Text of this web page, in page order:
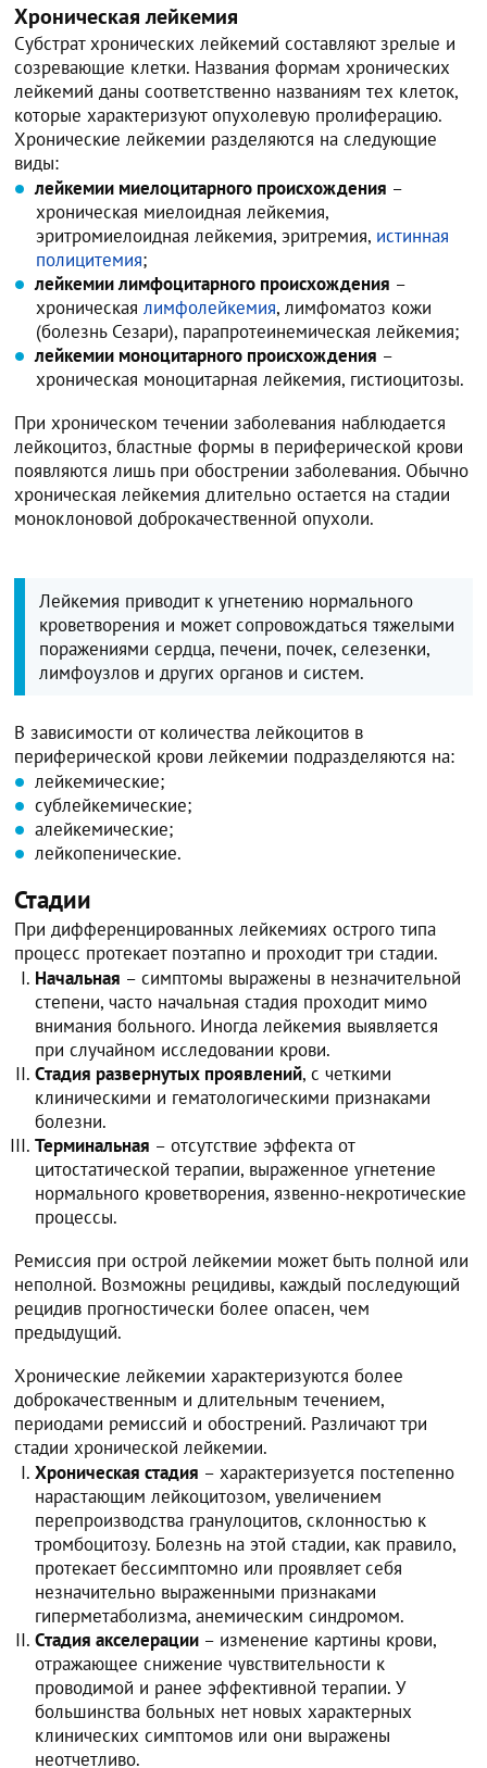
Хроническая лейкемия
Субстрат хронических лейкемий составляют зрелые и
созревающие клетки. Названия формам хронических
лейкемий даны соответственно названиям тех клеток,
которые характеризуют опухолевую пролиферацию.
Хронические лейкемии разделяются на следующие
виды:
лейкемии миелоцитарного происхождения –
хроническая миелоидная лейкемия,
эритромиелоидная лейкемия, эритремия, истинная
полицитемия;
лейкемии лимфоцитарного происхождения –
хроническаялимфолейкемия, лимфоматоз кожи
(болезнь Сезари), парапротеинемическая лейкемия;
лейкемии моноцитарного происхождения –
хроническая моноцитарная лейкемия, гистиоцитозы.
При хроническом течении заболевания наблюдается
лейкоцитоз, бластные формы в периферической крови
появляются лишь при обострении заболевания. Обычно
хроническая лейкемия длительно остается на стадии
моноклоновой доброкачественной опухоли.
Лейкемия приводит к угнетению нормального
кроветворения и может сопровождаться тяжелыми
поражениями сердца, печени, почек, селезенки,
лимфоузлов и других органов и систем.
В зависимости от количества лейкоцитов в
периферической крови лейкемии подразделяются на:
лейкемические;
сублейкемические;
алейкемические;
лейкопенические.
Стадии
При дифференцированных лейкемиях острого типа
процесс протекает поэтапно и проходит три стадии.
Начальная – симптомы выражены в незначительной
степени, часто начальная стадия проходит мимо
внимания больного. Иногда лейкемия выявляется
при случайном исследовании крови.
Стадия развернутых проявлений, с четкими
клиническими и гематологическими признаками
болезни.
Терминальная – отсутствие эффекта от
цитостатической терапии, выраженное угнетение
нормального кроветворения, язвенно-некротические
процессы.
Ремиссия при острой лейкемии может быть полной или
неполной. Возможны рецидивы, каждый последующий
рецидив прогностически более опасен, чем
предыдущий.
Хронические лейкемии характеризуются более
доброкачественным и длительным течением,
периодами ремиссий и обострений. Различают три
стадии хронической лейкемии.
Хроническая стадия – характеризуется постепенно
нарастающим лейкоцитозом, увеличением
перепроизводства гранулоцитов, склонностью к
тромбоцитозу. Болезнь на этой стадии, как правило,
протекает бессимптомно или проявляет себя
незначительно выраженными признаками
гиперметаболизма, анемическим синдромом.
Стадия акселерации – изменение картины крови,
отражающее снижение чувствительности к
проводимой и ранее эффективной терапии. У
большинства больных нет новых характерных
клинических симптомов или они выражены
неотчетливо.